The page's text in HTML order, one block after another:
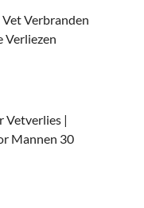
Verbranden
Verliezen
Vetverlies |
Mannen 30